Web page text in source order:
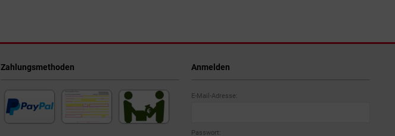
Zahlungsmethoden Anmelden
E-Mail-Adresse:
Passwort: